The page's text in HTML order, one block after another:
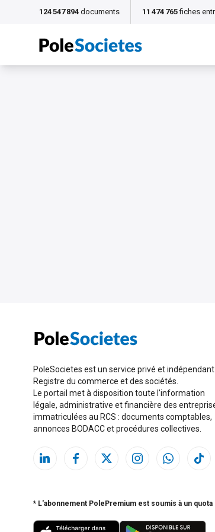
124 547 894 documents 11 474 765 fiches
PoleSocietes est un service privé et
Registre du commerce et des sociétés.
Le portail met à disposition toute l'information
légale, administrative et financière des
immatriculées au RCS : documents comptables,
annonces BODACC et procédures collectives.
* L'abonnement PolePremium est soumis à un